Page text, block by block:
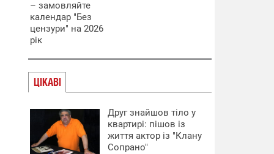
– замовляйте
календар "Без
цензури" на 2026
рік
ЦІКАВІ
Друг знайшов тіло у
квартирі: пішов із
життя актор із "Клану
Сопрано"